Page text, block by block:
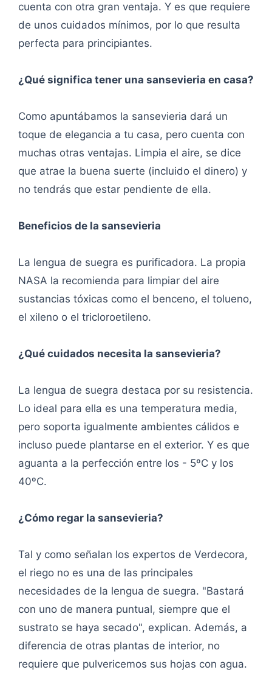
cuenta con otra gran ventaja. Y es que requiere
de unos cuidados mínimos, por lo que resulta
perfecta para principiantes.
¿Qué significa tener una sansevieria en casa?
Como apuntábamos la sansevieria dará un
toque de elegancia a tu casa, pero cuenta con
muchas otras ventajas. Limpia el aire, se dice
que atrae la buena suerte (incluido el dinero) y
no tendrás que estar pendiente de ella.
Beneficios de la sansevieria
La lengua de suegra es purificadora. La propia
NASA la recomienda para limpiar del aire
sustancias tóxicas como el benceno, el tolueno,
el xileno o el tricloroetileno.
¿Qué cuidados necesita la sansevieria?
La lengua de suegra destaca por su resistencia.
Lo ideal para ella es una temperatura media,
pero soporta igualmente ambientes cálidos e
incluso puede plantarse en el exterior. Y es que
aguanta a la perfección entre los - 5ºC y los
40ºC.
¿Cómo regar la sansevieria?
Tal y como señalan los expertos de Verdecora,
el riego no es una de las principales
necesidades de la lengua de suegra. "Bastará
con uno de manera puntual, siempre que el
sustrato se haya secado", explican. Además, a
diferencia de otras plantas de interior, no
requiere que pulvericemos sus hojas con agua.